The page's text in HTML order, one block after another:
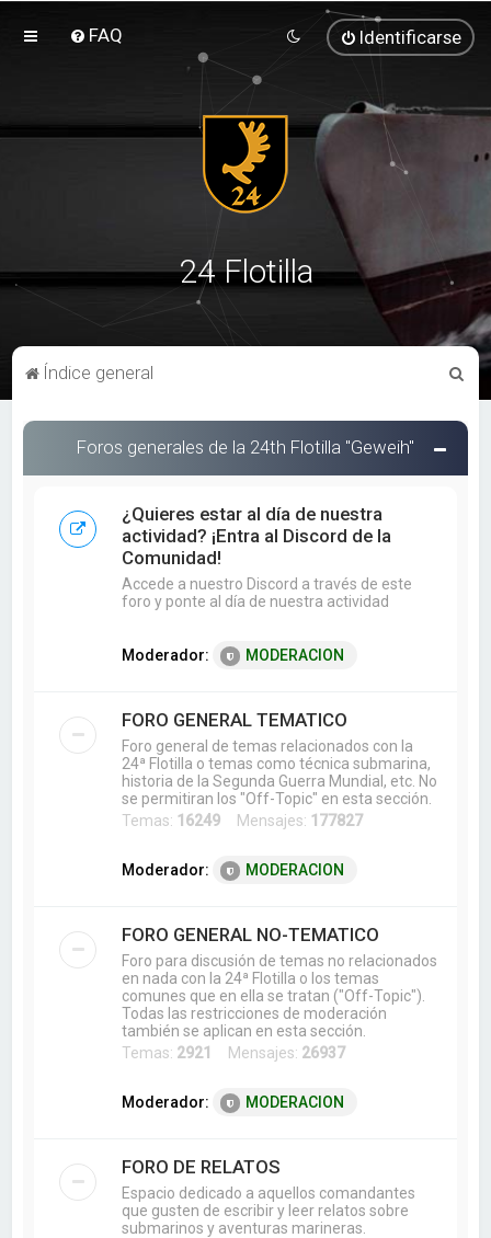
FAQ Identificarse
24 Flotilla
Índice general
s
Foros generales de la 24th Flotilla "Geweih"
¿Quieres estar al día de nuestra
actividad? ¡Entra al Discord de la
Comunidad!
Accede a nuestro Discord a través de este
foro y ponte al día de nuestra actividad
Moderador: MODERACION
FORO GENERAL TEMATICO
Foro general de temas relacionados con la
24ª Flotilla o temas como técnica submarina,
historia de la Segunda Guerra Mundial, etc. No
se permitiran los "Off-Topic" en esta sección.
Temas: 16249 Mensajes: 177827
Moderador: MODERACION
FORO GENERAL NO-TEMATICO
Foro para discusión de temas no relacionados
en nada con la 24ª Flotilla o los temas
comunes que en ella se tratan ("Off-Topic").
Todas las restricciones de moderación
también se aplican en esta sección.
Temas: 2921 Mensajes: 26937
Moderador: MODERACION
FORO DE RELATOS
Espacio dedicado a aquellos comandantes
que gusten de escribir y leer relatos sobre
submarinos y aventuras marineras.